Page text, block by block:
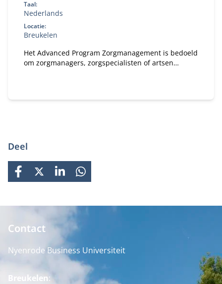
Taal:
Nederlands
Locatie:
Breukelen
Het Advanced Program Zorgmanagement is bedoeld
om zorgmanagers, zorgspecialisten of artsen
Deel
FACEBOOK
X LINKEDINWHATSAPP
Contact
Nyenrode Business Universiteit
Breukelen: